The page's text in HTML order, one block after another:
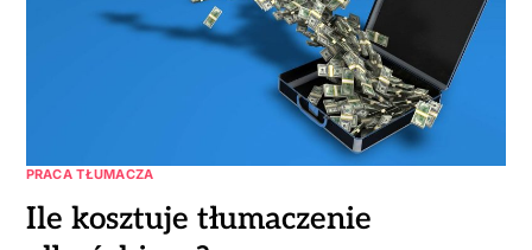
PRACA TŁUMACZA
Ile kosztuje tłumaczenie